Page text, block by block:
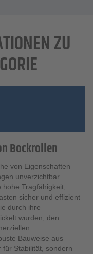
ZU
Bockrollen
von Eigenschaften
unverzichtbar
Tragfähigkeit,
sicher und effizient
durch ihre
wurden, den
Bauweise aus
Stabilität, sondern